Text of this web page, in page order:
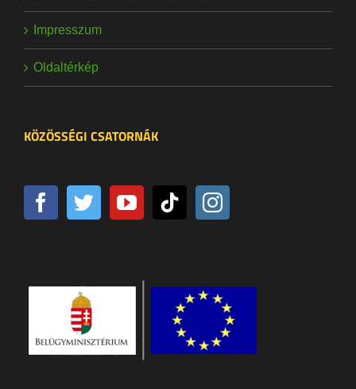
Impresszum
Oldaltérkép
KÖZÖSSÉGI CSATORNÁK